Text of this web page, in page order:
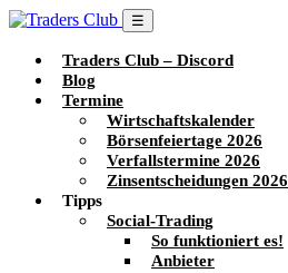
☰
Traders Club – Discord
Blog
Termine
Wirtschaftskalender
Börsenfeiertage 2026
Verfallstermine 2026
Zinsentscheidungen 2026
Tipps
Social-Trading
So funktioniert es!
Anbieter